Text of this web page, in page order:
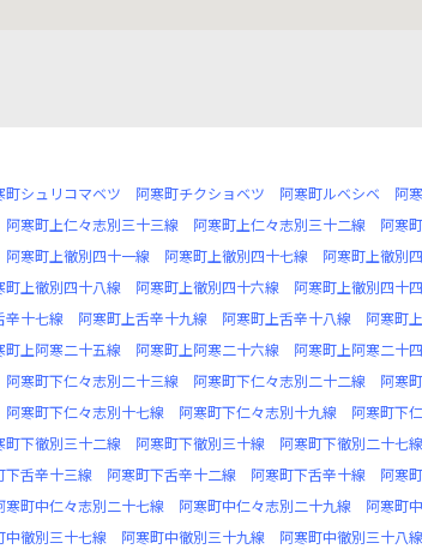
町シュリコマベツ 阿寒町チクショベツ 阿寒町ルベシベ 阿
阿寒町上仁々志別三十三線 阿寒町上仁々志別三十二線 阿寒
阿寒町上徹別四十一線 阿寒町上徹別四十七線 阿寒町上徹別
町上徹別四十八線 阿寒町上徹別四十六線 阿寒町上徹別四十
辛十七線 阿寒町上舌辛十九線 阿寒町上舌辛十八線 阿寒町
町上阿寒二十五線 阿寒町上阿寒二十六線 阿寒町上阿寒二十
阿寒町下仁々志別二十三線 阿寒町下仁々志別二十二線 阿寒
阿寒町下仁々志別十七線 阿寒町下仁々志別十九線 阿寒町下
町下徹別三十二線 阿寒町下徹別三十線 阿寒町下徹別二十七線
下舌辛十三線 阿寒町下舌辛十二線 阿寒町下舌辛十線 阿寒
寒町中仁々志別二十七線 阿寒町中仁々志別二十九線 阿寒町
中徹別三十七線 阿寒町中徹別三十九線 阿寒町中徹別三十八線